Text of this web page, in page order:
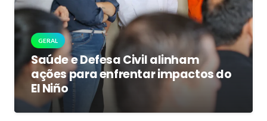
GERAL
Saúde e Defesa Civil alinham
ações para enfrentar impactos do
El Niño